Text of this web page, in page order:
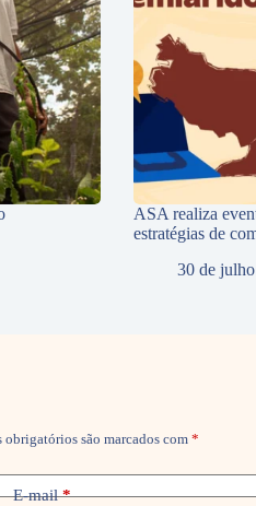
ASA realiza
estratégias de
30 de
obrigatórios são marcados com *
E-mail*